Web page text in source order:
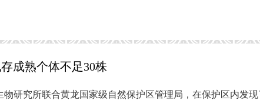
成熟个体不足30株
物研究所联合黄龙国家级自然保护区管理局，在保护区内